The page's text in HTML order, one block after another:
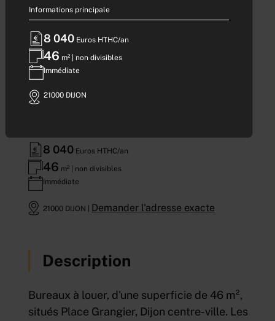
Informations principale
8 040 Euros HTHC/an
46 m² | non divisibles
Immédiate
21000 DIJON
BUREAUX A LOUER -
DIJON PLACE
GRANGIER
8 040 Euros HTHC/an
46 m² | non divisibles
Immédiate
21000 DIJON | Demander l'adresse exacte
Description
Bureaux à louer, d'une superficie de 46 m²,
situés Place Grangier, Dijon centre-ville. Les